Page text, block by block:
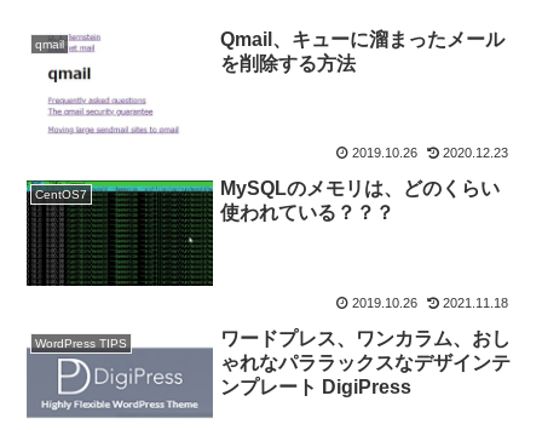
qmail
Qmail、キューに溜まったメール
を削除する方法
2019.10.26 2020.12.23
CentOS7
MySQLのメモリは、どのくらい
使われている？？？
2019.10.26 2021.11.18
WordPress TIPS
ワードプレス、ワンカラム、おし
ゃれなパララックスなデザインテ
ンプレート DigiPress